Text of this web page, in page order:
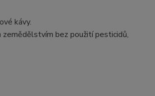
kávy.
bez použití pesticidů,